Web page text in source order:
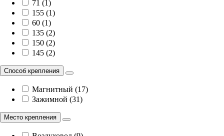
71 (1)
155 (1)
60 (1)
135 (2)
150 (2)
145 (2)
Способ крепления
Магнитный (17)
Зажимной (31)
Место крепления